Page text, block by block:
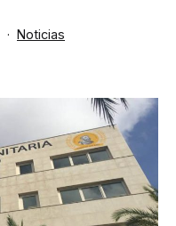
Categorizado
Noticias